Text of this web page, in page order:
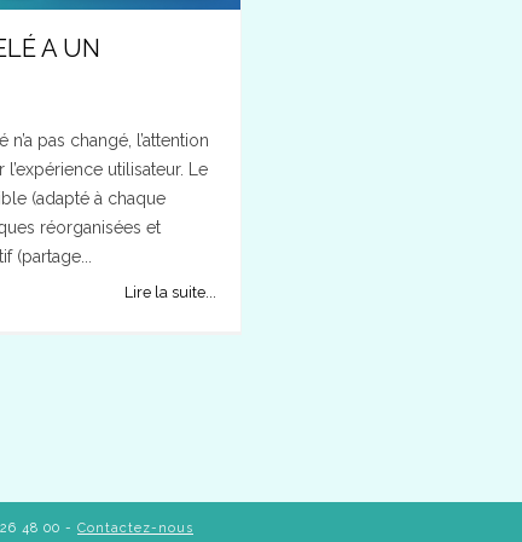
A UN
pas changé, l’attention
utilisateur. Le
(adapté à chaque
réorganisées et
(partage...
Lire la suite...
48 00 - Contactez-nous